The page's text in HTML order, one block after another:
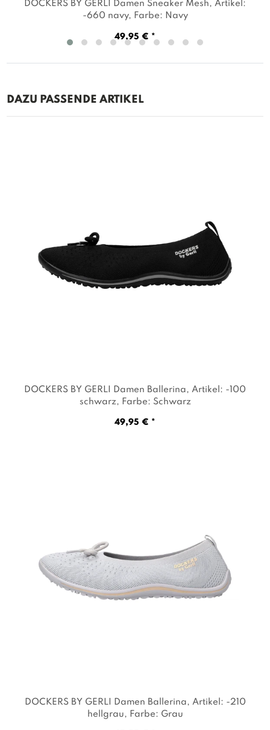
DOCKERS BY GERLI Damen Sneaker Mesh, Artikel:
-660 navy, Farbe: Navy
49,95 € *
DAZU PASSENDE ARTIKEL
DOCKERS BY GERLI Damen Ballerina , Artikel: -100
schwarz , Farbe: Schwarz
49,95 € *
DOCKERS BY GERLI Damen Ballerina, Artikel: -210
hellgrau, Farbe: Grau